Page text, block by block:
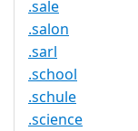
.sale
.salon
.sarl
.school
.schule
.science